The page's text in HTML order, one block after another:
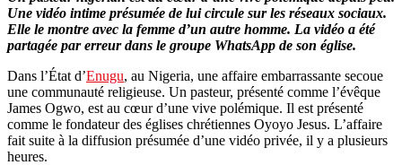
Une vidéo intime présumée de lui circule sur les réseaux sociaux.
Elle le montre avec la femme d’un autre homme. La vidéo a été
partagée par erreur dans le groupe WhatsApp de son église.
Dans l’État d’Enugu, au Nigeria, une affaire embarrassante secoue
une communauté religieuse. Un pasteur, présenté comme l’évêque
James Ogwo, est au cœur d’une vive polémique. Il est présenté
comme le fondateur des églises chrétiennes Oyoyo Jesus. L’affaire
fait suite à la diffusion présumée d’une vidéo privée, il y a plusieurs
heures.